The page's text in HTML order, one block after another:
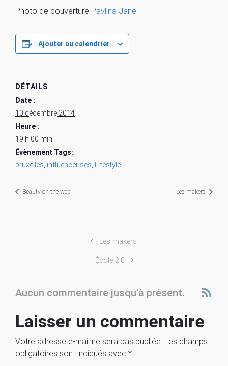
Photo de couverture Pavlina Jane
Ajouter au calendrier
DÉTAILS
Date :
10 décembre 2014
Heure :
19 h 00 min
Évènement Tags:
bruxelles influenceuses Lifestyle
Beauty on the web Les makers
Les makers
École 2.0
Aucun commentaire jusqu'à présent.
Laisser un commentaire
Votre adresse e-mail ne sera pas publiée. Les champs
obligatoires sont indiqués avec *